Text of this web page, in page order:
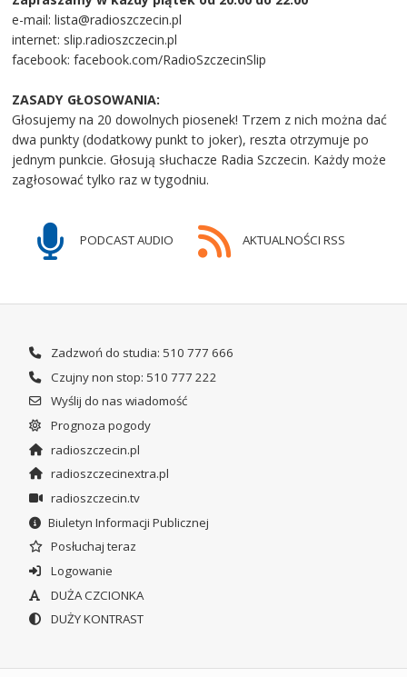
e-mail: lista@radioszczecin.pl
internet: slip.radioszczecin.pl
facebook: facebook.com/RadioSzczecinSlip
ZASADY GŁOSOWANIA:
Głosujemy na 20 dowolnych piosenek! Trzem z nich można dać
dwa punkty (dodatkowy punkt to joker), reszta otrzymuje po
jednym punkcie. Głosują słuchacze Radia Szczecin. Każdy może
zagłosować tylko raz w tygodniu.
PODCAST AUDIO AKTUALNOŚCI RSS
Zadzwoń do studia: 510 777 666
Czujny non stop: 510 777 222
Wyślij do nas wiadomość
Prognoza pogody
radioszczecin.pl
radioszczecinextra.pl
radioszczecin.tv
Biuletyn Informacji Publicznej
Posłuchaj teraz
Logowanie
DUŻA CZCIONKA
DUŻY KONTRAST